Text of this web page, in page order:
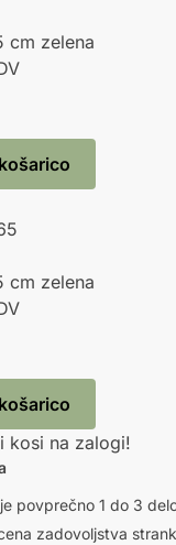
cm zelena
cm zelena
kosi na zalogi!
povprečno 1 do 3
zadovoljstva strank